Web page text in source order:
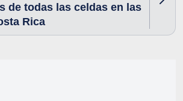
de todas las celdas en las
Rica